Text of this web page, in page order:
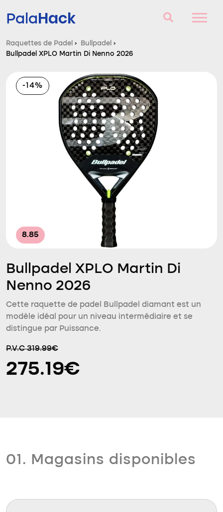
PalaHack
Raquettes de Padel
Questions et réponses
Comparateur
Raquettes de Padel › Bullpadel ›
Bullpadel XPLO Martin Di Nenno 2026
-14%
8.85
Bullpadel XPLO Martin Di
Nenno 2026
Cette raquette de padel Bullpadel diamant est un
modèle idéal pour un niveau intermédiaire et se
distingue par Puissance.
P.V.C 319.99€
275.19€
01. Magasins disponibles